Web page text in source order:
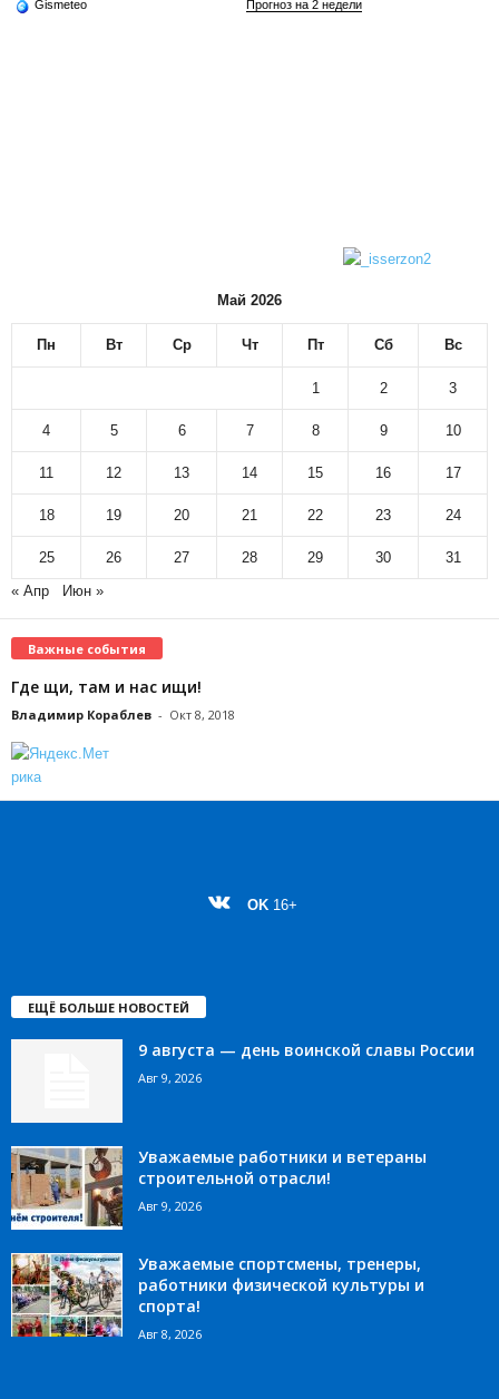
Gismeteo Прогноз на 2 недели
Май 2026
Пн Вт Ср Чт Пт Сб Вс
1 2 3
4 5 6 7 8 9 10
11 12 13 14 15 16 17
18 19 20 21 22 23 24
25 26 27 28 29 30
31
« Апр
Июн »
Важные события
Где щи, там и нас ищи!
Владимир Кораблев - Окт 8, 2018
OK 16+
ЕЩЁ БОЛЬШЕ НОВОСТЕЙ
9 августа — день воинской славы России
Авг 9, 2026
Уважаемые работники и ветераны
строительной отрасли!
Авг 9, 2026
Уважаемые спортсмены, тренеры,
работники физической культуры и
спорта!
Авг 8, 2026